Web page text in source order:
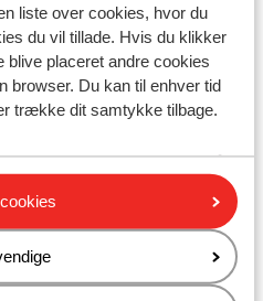
liste over cookies, hvor du
du vil tillade. Hvis du klikker
blive placeret andre cookies
browser. Du kan til enhver tid
trække dit samtykke tilbage.
Alpes